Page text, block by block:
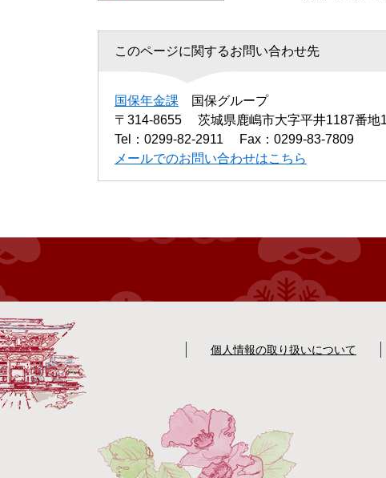
このページに関するお問い合わせ先
国保年金課
国保グループ
〒314-8655
茨城県鹿嶋市大字平井1187番地
Tel：0299-82-2911
Fax：0299-83-7809
メールでのお問い合わせはこちら
個人情報の取り扱いについて